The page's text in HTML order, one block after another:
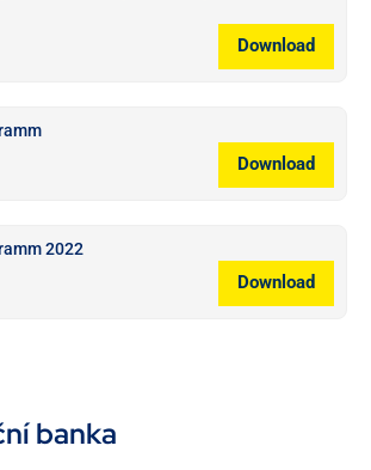
Download
Download
2022
Download
banka